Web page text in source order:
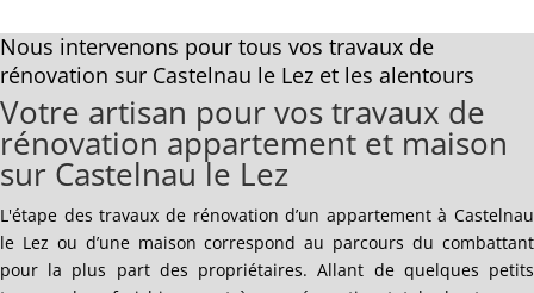
Nous intervenons pour tous vos travaux de
rénovation sur Castelnau le Lez et les alentours
Votre artisan pour vos travaux de
rénovation appartement et maison
sur Castelnau le Lez
L'étape des travaux de rénovation d’un appartement à Castelnau
le Lez ou d’une maison correspond au parcours du combattant
pour la plus part des propriétaires. Allant de quelques petits